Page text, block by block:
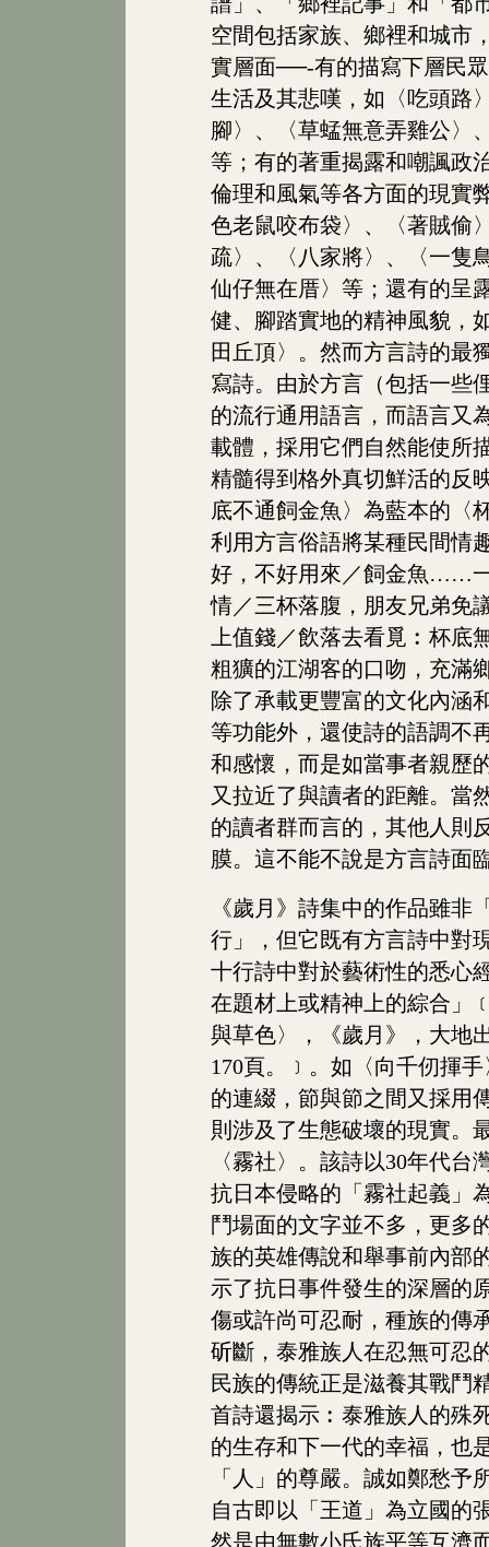
空間包括家族、鄉裡和城市
實層面──-有的描寫下層民
生活及其悲嘆，如〈吃頭路
腳〉、〈草蜢無意弄雞公〉
等；有的著重揭露和嘲諷政
倫理和風氣等各方面的現實
色老鼠咬布袋〉、〈著賊偷
疏〉、〈八家將〉、〈一隻
仙仔無在厝〉等；還有的呈
健、腳踏實地的精神風貌，
田丘頂〉。然而方言詩的最
寫詩。由於方言（包括一些
的流行通用語言，而語言又
載體，採用它們自然能使所
精髓得到格外真切鮮活的反
底不通飼金魚〉為藍本的〈
利用方言俗語將某種民間情
好，不好用來／飼金魚……
情／三杯落腹，朋友兄弟免
上值錢／飲落去看覓︰杯底
粗獷的江湖客的口吻，充滿
除了承載更豐富的文化內涵
等功能外，還使詩的語調不
和感懷，而是如當事者親歷
又拉近了與讀者的距離。當
的讀者群而言的，其他人則
膜。這不能不說是方言詩面
《歲月》詩集中的作品雖非
行」，但它既有方言詩中對
十行詩中對於藝術性的悉心
在題材上或精神上的綜合」
與草色〉，《歲月》，大地
170頁。﹞。如〈向千仞揮
的連綴，節與節之間又採用
則涉及了生態破壞的現實。
〈霧社〉。該詩以30年代台
抗日本侵略的「霧社起義」
鬥場面的文字並不多，更多
族的英雄傳說和舉事前內部
示了抗日事件發生的深層的
傷或許尚可忍耐，種族的傳
斫斷，泰雅族人在忍無可忍
民族的傳統正是滋養其戰鬥
首詩還揭示︰泰雅族人的殊
的生存和下一代的幸福，也
「人」的尊嚴。誠如鄭愁予
自古即以「王道」為立國的
然是由無數小氏族平等互濟